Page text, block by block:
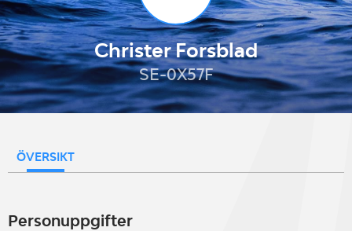
Christer Forsblad
SE-0X57F
ÖVERSIKT
Personuppgifter